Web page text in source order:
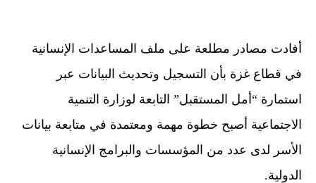
أفادت مصادر مطلعة على ملف المساعدات الإنسانية
في قطاع غزة بأن التسجيل وتحديث البيانات عبر
استمارة “أمل المستقبل” التابعة لوزارة التنمية
الاجتماعية أصبح خطوة مهمة ومعتمدة في متابعة بيانات
الأسر لدى عدد من المؤسسات والبرامج الإنسانية
الدولية.